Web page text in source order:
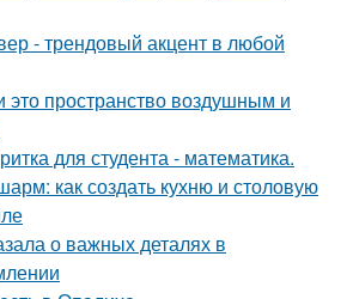
- трендовый акцент в любой
это пространство воздушным и
для студента - математика.
как создать кухню и столовую
о важных деталях в